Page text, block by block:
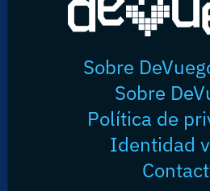
Sobre
Sobre
Política de
Identidad